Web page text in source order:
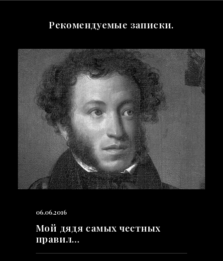
Рекомендуемые записки.
06.06.2016
Мой дядя самых честных
правил…